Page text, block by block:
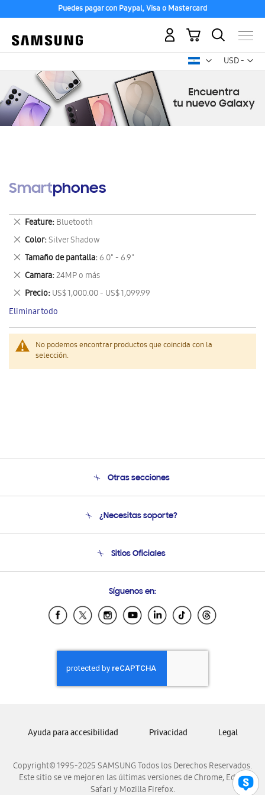
Puedes pagar con Paypal, Visa o Mastercard
USD -
dólar
Mi carrito
Smartphones
No podemos encontrar productos que coincida con la
selección.
Feature Bluetooth
Eliminar
este
artículo
Color Silver Shadow
Eliminar
este
artículo
Tamaño de pantalla 6.0" - 6.9"
Eliminar
este
artículo
Camara 24MP o más
Eliminar
este
artículo
Precio US$ 1,000.00 - US$ 1,099.99
Eliminar
este
artículo
Eliminar todo
Otras secciones
Soporte
¿Necesitas soporte?
Soporte vía eMail
Sitios Oficiales
Samsung Ecuador
Samsung El Salvador
Samsung Honduras
Samsung Nicaragua
Samsung Panamá
Samsung Venezuela
Síguenos en:
Copyright© 1995-2025 SAMSUNG Todos los Derechos Reservados.
Este sitio se ve mejor en las últimas versiones de Chrome, Edge,
Safari y Mozilla Firefox.
Ayuda para accesibilidad Privacidad Legal